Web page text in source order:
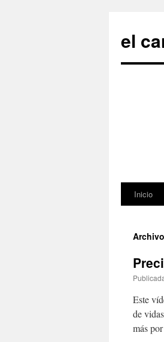
contenido
el
Inicio
Este
de
más